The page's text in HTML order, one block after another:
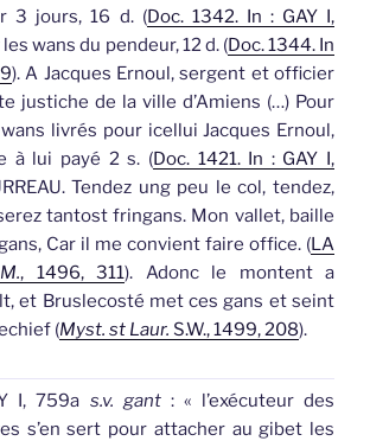
3 jours, 16 d. (Doc. 1342. In : GAY I,
leswans du pendeur, 12 d. (Doc. 1344. In
).A Jacques Ernoul, sergent et officier
justiche de la ville d’Amiens (…) Pour
wans livrés pour icellui Jacques Ernoul,
à lui payé 2 s. (Doc. 1421. In : GAY I,
Tendez ung peu le col, tendez,
tantost fringans. Mon vallet, baille
, Car il me convient faire office. (LA
, 1496, 311). Adonc le montent a
et Bruslecosté met cesgans et seint
(Myst. st Laur. S.W., 1499, 208).
I, 759a s.v. gant: « l’exécuteur des
s’en sert pour attacher au gibet les